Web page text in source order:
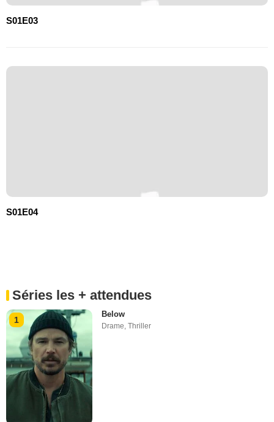
S01E03
S01E04
Séries les + attendues
1
Below
Drame,Thriller